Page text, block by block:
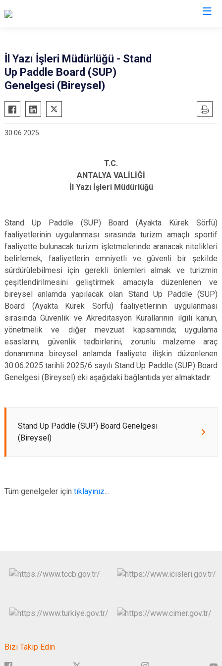
İl Yazı İşleri Müdürlüğü - Stand
Up Paddle Board (SUP)
Genelgesi (Bireysel)
30.06.2025
T.C.
ANTALYA VALİLİĞİ
İl Yazı İşleri Müdürlüğü
Stand Up Paddle (SUP) Board (Ayakta Kürek Sörfü)
faaliyetlerinin uygulanması sırasında turizm amaçlı sportif
faaliyette bulunacak turizm işletmelerinde aranacak nitelikleri
belirlemek, faaliyetlerin emniyetli ve güvenli bir şekilde
sürdürülebilmesi için gerekli önlemleri almak ve turizmin
çeşitlendirilmesini geliştirmek amacıyla düzenlenen ve
bireysel anlamda yapılacak olan Stand Up Paddle (SUP)
Board (Ayakta Kürek Sörfü) faaliyetlerinin uygulanması
sırasında Güvenlik ve Akreditasyon Kurallarının ilgili kanun,
yönetmelik ve diğer mevzuat kapsamında; uygulama
esaslarını, güvenlik tedbirlerini, zorunlu malzeme araç
donanımına bireysel anlamda faaliyete ilişkin düzenlenen
30.06.2025 tarihli 2025/6 sayılı Stand Up Paddle (SUP) Board
Genelgesi (Bireysel) eki aşağıdaki bağlantıda yer almaktadır.
Stand Up Paddle (SUP) Board Genelgesi
(Bireysel)
Tüm genelgeler için tıklayınız...
Bizi Takip Edin